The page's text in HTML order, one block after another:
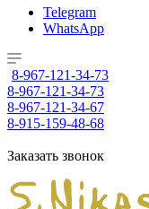
Telegram
WhatsApp
8-967-121-34-73
8-967-121-34-73
8-967-121-34-67
8-915-159-48-68
Заказать звонок